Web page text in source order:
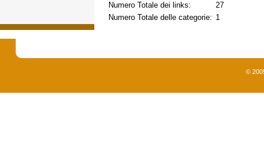
Numero Totale dei links:
27
Numero Totale delle categorie: 1
©